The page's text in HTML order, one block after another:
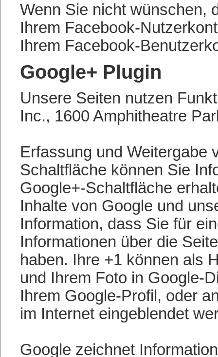
Wenn Sie nicht wünschen,
Ihrem Facebook-
Ihrem Facebook-
Google+ Plugin
Unsere Seiten nutzen
Inc., 1600 Amphitheatre
Erfassung und Weitergabe
Schaltfläche können Sie
Google+-Schaltfläche
Inhalte von Google und
Information, dass Sie für
Informationen über die
haben. Ihre +1 können als
und Ihrem Foto in Google-
Ihrem Google-Profil, oder
im Internet eingeblendet
Google zeichnet